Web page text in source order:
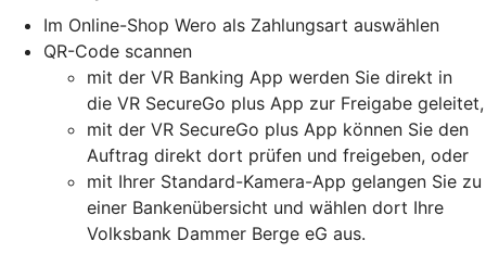
Im Online-Shop Wero als Zahlungsart auswählen
QR-Code scannen
mit der VR Banking App werden Sie direkt in
die VR SecureGo plus App zur Freigabe geleitet,
mit der VR SecureGo plus App können Sie den
Auftrag direkt dort prüfen und freigeben, oder
mit Ihrer Standard-Kamera-App gelangen Sie zu
einer Bankenübersicht und wählen dort Ihre
Volksbank Dammer Berge eG aus.